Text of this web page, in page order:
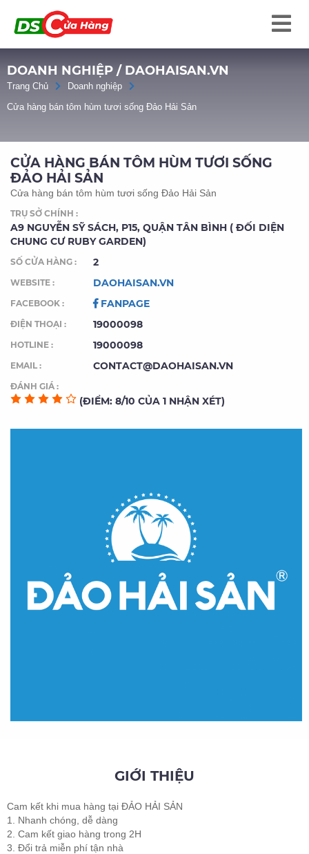
DOANH NGHIỆP / DAOHAISAN.VN
Trang Chủ
Doanh nghiệp
Cửa hàng bán tôm hùm tươi sống Đảo Hải Sản
CỬA HÀNG BÁN TÔM HÙM TƯƠI SỐNG
ĐẢO HẢI SẢN
Cửa hàng bán tôm hùm tươi sống Đảo Hải Sản
TRỤ SỞ CHÍNH :
A9 NGUYỄN SỸ SÁCH, P15, QUẬN TÂN BÌNH ( ĐỐI DIỆN
CHUNG CƯ RUBY GARDEN)
SỐ CỬA HÀNG : 2
WEBSITE : DAOHAISAN.VN
FACEBOOK : FANPAGE
ĐIỆN THOẠI : 19000098
HOTLINE : 19000098
EMAIL : CONTACT@DAOHAISAN.VN
ĐÁNH GIÁ :
(ĐIỂM: 8/10 CỦA 1 NHẬN XÉT)
GIỚI THIỆU
Cam kết khi mua hàng tại ĐẢO HẢI SẢN
1. Nhanh chóng, dễ dàng
2. Cam kết giao hàng trong 2H
3. Đổi trả miễn phí tận nhà